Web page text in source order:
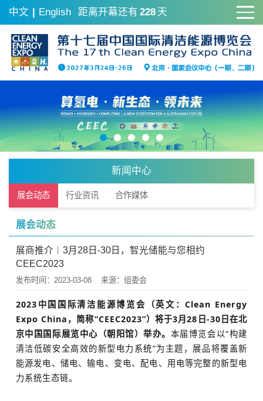
中文 | English 距离开幕还有 228 天
新闻中心
展会动态 行业资讯 合作媒体
展会动态
展商推介︱3月28日-30日，智光储能与您相约
CEEC2023
发布时间：2023-03-08 来源：组委会
2023中国国际清洁能源博览会（英文：Clean Energy
Expo China，简称“CEEC2023”）将于3月28日-30日在北
京中国国际展览中心（朝阳馆）举办。 本届博览会以“构建
清洁低碳安全高效的新型电力系统”为主题，展品将覆盖新
能源发电、储电、输电、变电、配电、用电等完整的新型电
力系统生态链。